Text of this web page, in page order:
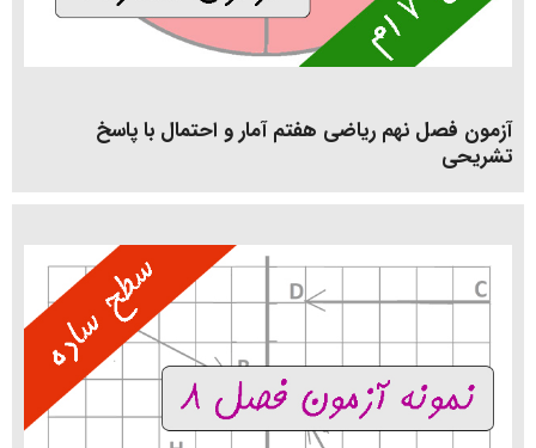
آزمون فصل نهم ریاضی هفتم آمار و احتمال با پاسخ
تشریحی